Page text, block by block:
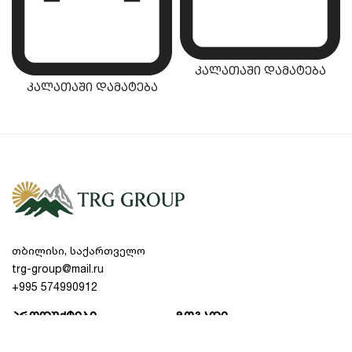
ულტრა ჩუმი ტექნოლოგია (0 dB):
ნახევარგამტარული გაგრილების წყალობით,
აპარატი მუშაობს ყოველგვარი ხმაურისა და
კომპაქტური და ტევადი შიდა სივრცე:
ლიტრის მოცულობა იძლევა სასმელების,
ერგონომიულად განლაგების საშუალებას.
შიდა LED განათება:
განათება კომფორტულს ხდის მინი ბარის
გამოყენებას ღამის საათებშიც კი.
კალათაში დამატება
კალათაში დამატება
თბილისი, საქართველო
trg-group@mail.ru
+995 574990912
პროდუქტები ზოგადი